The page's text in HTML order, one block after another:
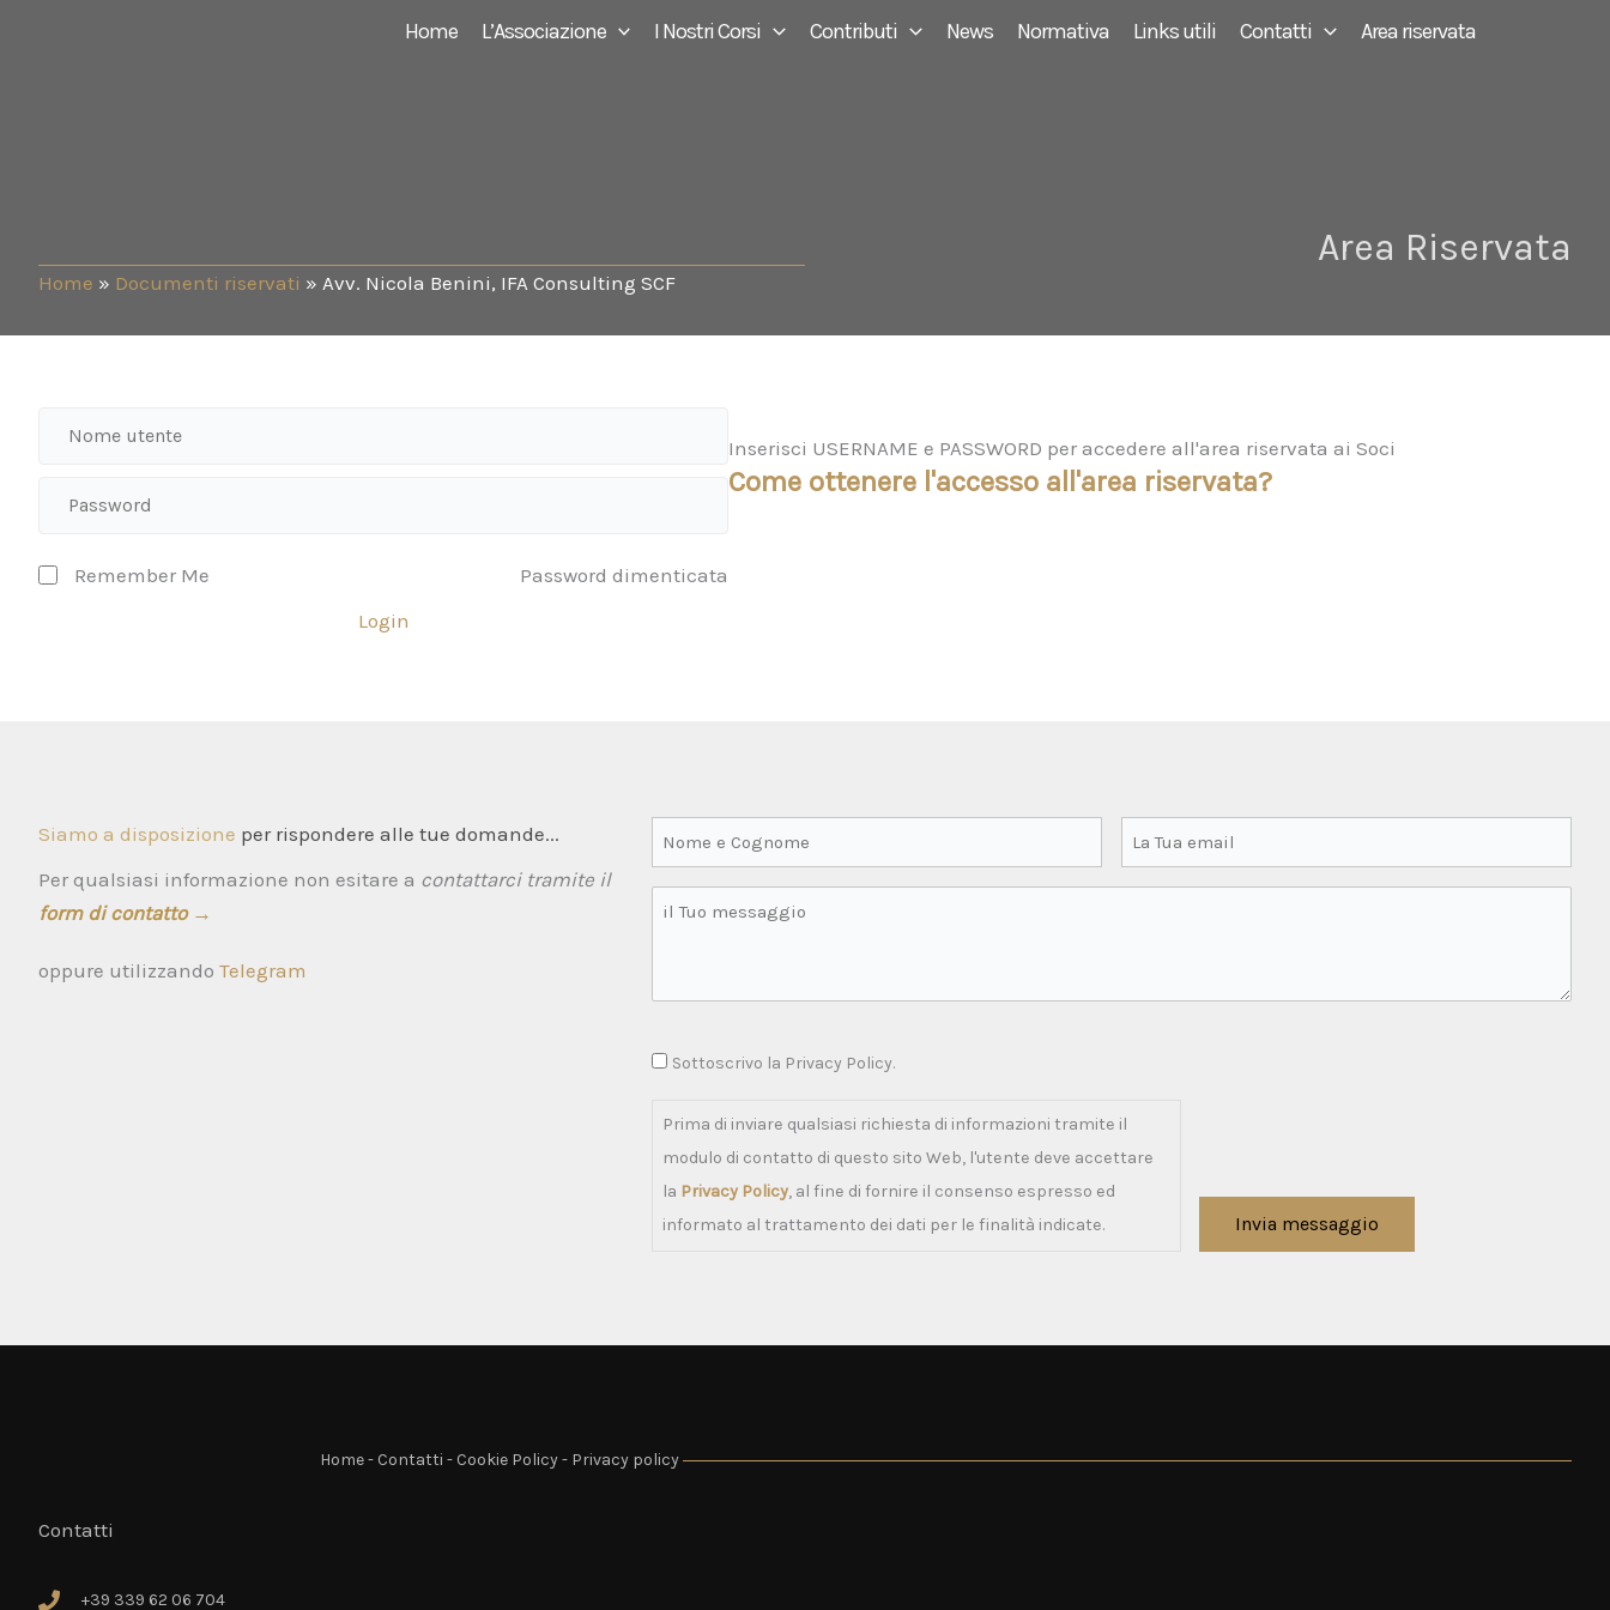
Home L’Associazione I Nostri Corsi Contributi News Normativa Links utili Contatti Area riservata
Area Riservata
Home » Documenti riservati » Avv. Nicola Benini, IFA Consulting SCF
Password dimenticata
Remember Me
Login
Inserisci USERNAME e PASSWORD per accedere all'area riservata ai Soci
Come ottenere l'accesso all'area riservata?
Siamo a disposizione per rispondere alle tue domande...
Per qualsiasi informazione non esitare a contattarci tramite il
form di contatto→
oppure utilizzando Telegram
Sottoscrivo la Privacy Policy.
Prima di inviare qualsiasi richiesta di informazioni tramite il
modulo di contatto di questo sito Web, l'utente deve accettare
la Privacy Policy, al fine di fornire il consenso espresso ed
informato al trattamento dei dati per le finalità indicate.
Invia messaggio
Home- Contatti - Cookie Policy- Privacy policy
Contatti
+39 339 62 06 704